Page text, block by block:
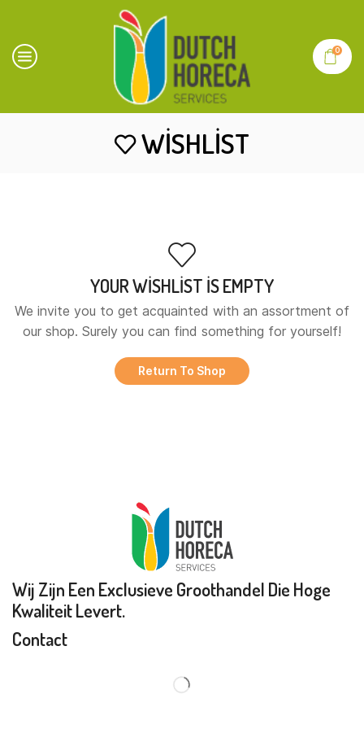
0
WISHLIST
YOUR WISHLIST IS EMPTY
We invite you to get acquainted with an assortment of
our shop. Surely you can find something for yourself!
Return To Shop
Wij Zijn Een Exclusieve Groothandel Die Hoge
Kwaliteit Levert.
Contact